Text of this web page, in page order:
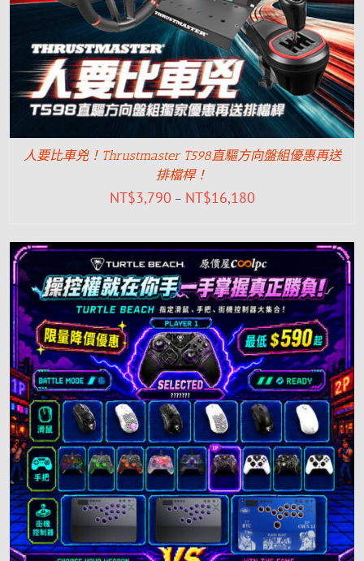
人要比車兇！Thrustmaster T598直驅方向盤組優惠再送
排檔桿！
NT$3,790 – NT$16,180